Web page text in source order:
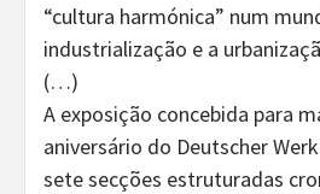
“cultura harmónica” num
industrialização e a
(…)
A exposição concebida para
aniversário do Deutscher
sete secções estruturadas